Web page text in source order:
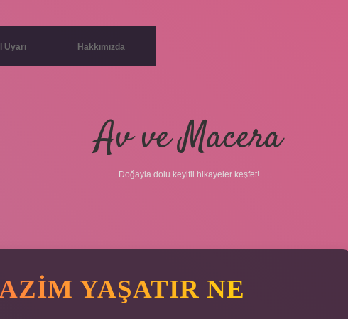
Uyarı Hakkımızda
Av ve Macera
Doğayla dolu keyifli hikayeler keşfet!
YAŞATIR NE